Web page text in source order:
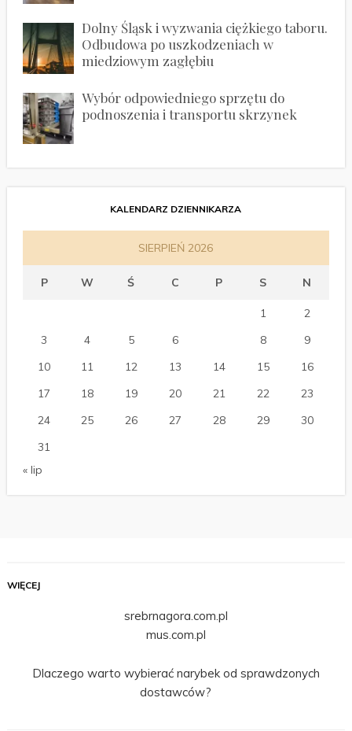
Dolny Śląsk i wyzwania ciężkiego taboru.
Odbudowa po uszkodzeniach w
miedziowym zagłębiu
Wybór odpowiedniego sprzętu do
podnoszenia i transportu skrzynek
KALENDARZ DZIENNIKARZA
SIERPIEŃ 2026
P W Ś C P S N
1
2
3
4 5 6 8
9
10
11 12 13 14 15
16
17
18 19 20 21 22
23
24
25 26 27 28 29
30
31
« lip
WIĘCEJ
srebrnagora.com.pl
mus.com.pl
Dlaczego warto wybierać narybek od sprawdzonych
dostawców?